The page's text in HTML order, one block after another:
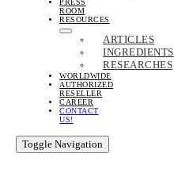
ROOM
RESOURCES
ARTICLES
INGREDIENTS
RESEARCHES
WORLDWIDE
AUTHORIZED
RESELLER
CAREER
CONTACT
US!
Toggle Navigation